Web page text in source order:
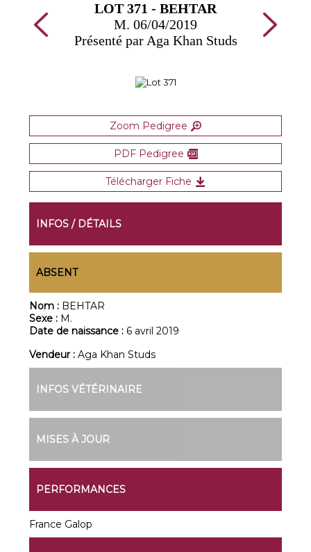
LOT 371 - BEHTAR
M. 06/04/2019
Présenté par Aga Khan Studs
Zoom Pedigree
PDF Pedigree
Télécharger Fiche
INFOS / DÉTAILS
ABSENT
Nom : BEHTAR
Sexe : M.
Date de naissance : 6 avril 2019
Vendeur :Aga Khan Studs
INFOS VÉTÉRINAIRE
MISES À JOUR
PERFORMANCES
France Galop